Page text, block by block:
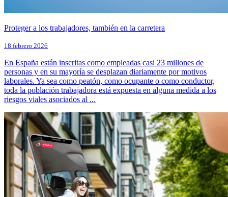
Proteger a los trabajadores, también en la carretera
18 febrero 2026
En España están inscritas como empleadas casi 23 millones de
personas y en su mayoría se desplazan diariamente por motivos
laborales. Ya sea como peatón, como ocupante o como conductor,
toda la población trabajadora está expuesta en alguna medida a los
riesgos viales asociados al ...